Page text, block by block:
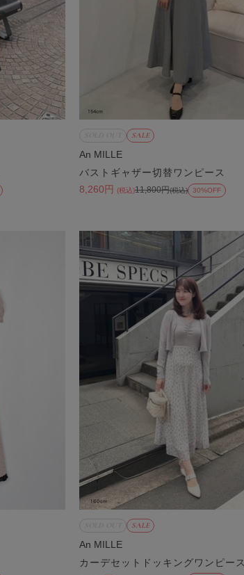
SALE
An MILLE
バストギャザー切替ワンピース
8,260円
(税込)11,800円(税込) 30%OFF
SALE
An MILLE
カーデセットドッキングワンピース